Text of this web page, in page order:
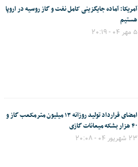
آمریکا: آماده جایگزینی کامل نفت و گاز روسیه در اروپا
هستیم
۵ مهر ۰۴ - ۲۰:۱۹
امضای قرارداد تولید روزانه ۱۳ میلیون مترمکعب گاز و
۴۰ هزار بشکه میعانات گازی
۲۳ شهریور ۰۴ - ۲۰:۰۸